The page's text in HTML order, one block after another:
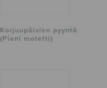
Korjuupäivien pyyntö
(Pieni motetti)